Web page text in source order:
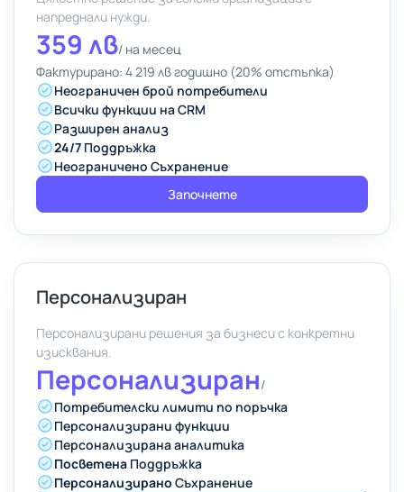
напреднали нужди.
359 лв/ на месец
Фактурирано: 4 219 лв годишно (20% отстъпка)
Неограничен брой потребители
Всички функции на CRM
Разширен анализ
24/7 Поддръжка
Неограничено Съхранение
Започнете
Персонализиран
Персонализирани решения за бизнеси с конкретни
изисквания.
Персонализиран/
Потребителски лимити по поръчка
Персонализирани функции
Персонализирана аналитика
Посветена Поддръжка
Персонализирано Съхранение